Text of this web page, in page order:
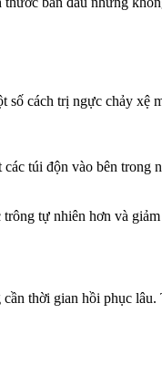
cách trị ngực chảy xệ
túi độn vào bên trong
tự nhiên hơn và
thời gian hồi phục